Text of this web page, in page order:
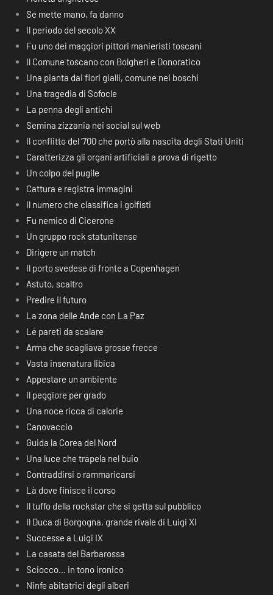
Se mette mano, fa danno
Il periodo del secolo XX
Fu uno dei maggiori pittori manieristi toscani
Il Comune toscano con Bolgheri e Donoratico
Una pianta dai fiori gialli, comune nei boschi
Una tragedia di Sofocle
La penna degli antichi
Semina zizzania nei social sul web
Il conflitto del ‘700 che portò alla nascita degli Stati Uniti
Caratterizza gli organi artificiali a prova di rigetto
Un colpo del pugile
Cattura e registra immagini
Il numero che classifica i golfisti
Fu nemico di Cicerone
Un gruppo rock statunitense
Dirigere un match
Il porto svedese di fronte a Copenhagen
Astuto, scaltro
Predire il futuro
La zona delle Ande con La Paz
Le pareti da scalare
Arma che scagliava grosse frecce
Vasta insenatura libica
Appestare un ambiente
Il peggiore per grado
Una noce ricca di calorie
Canovaccio
Guida la Corea del Nord
Una luce che trapela nel buio
Contraddirsi o rammaricarsi
Là dove finisce il corso
Il tuffo della rockstar che si getta sul pubblico
Il Duca di Borgogna, grande rivale di Luigi XI
Successe a Luigi IX
La casata del Barbarossa
Sciocco… in tono ironico
Ninfe abitatrici degli alberi